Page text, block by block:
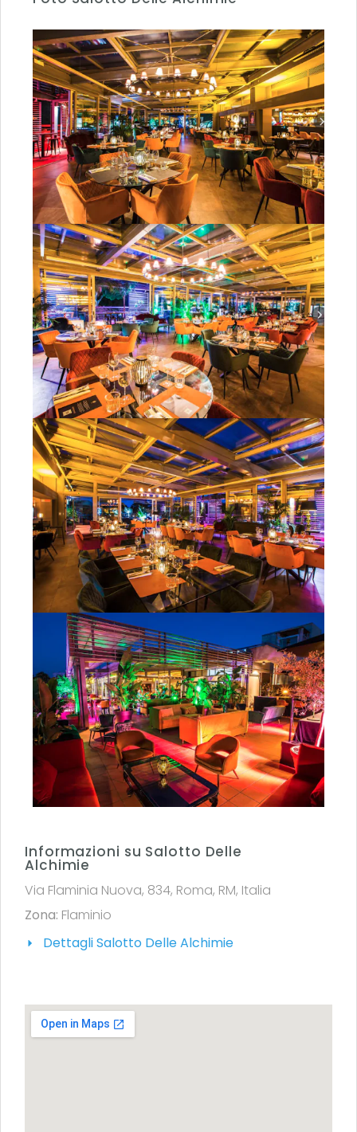
Informazioni su Salotto Delle
Alchimie
Via Flaminia Nuova, 834, Roma, RM, Italia
Zona: Flaminio
Dettagli Salotto Delle Alchimie